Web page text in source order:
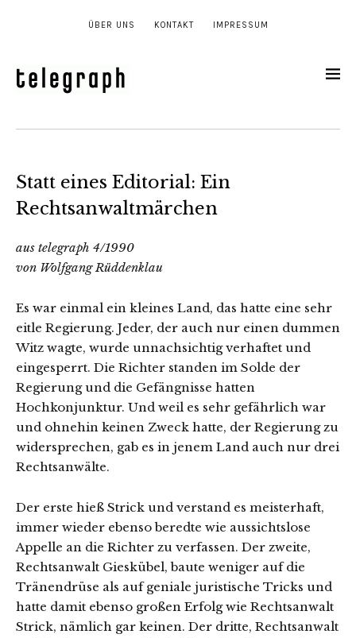
ÜBER UNS KONTAKT IMPRESSUM
Statt eines Editorial: Ein
Rechtsanwaltmärchen
aus telegraph 4/1990
von Wolfgang Rüddenklau
Es war einmal ein kleines Land, das hatte eine sehr
eitle Regierung. Jeder, der auch nur einen dummen
Witz wagte, wurde unnachsichtig verhaftet und
eingesperrt. Die Richter standen im Solde der
Regierung und die Gefängnisse hatten
Hochkonjunktur. Und weil es sehr gefährlich war
und ohnehin keinen Zweck hatte, der Regierung zu
widersprechen, gab es in jenem Land auch nur drei
Rechtsanwälte.
Der erste hieß Strick und verstand es meisterhaft,
immer wieder ebenso beredte wie aussichtslose
Appelle an die Richter zu verfassen. Der zweite,
Rechtsanwalt Gieskübel, baute weniger auf die
Tränendrüse als auf geniale juristische Tricks und
hatte damit ebenso großen Erfolg wie Rechtsanwalt
Strick, nämlich gar keinen. Der dritte, Rechtsanwalt